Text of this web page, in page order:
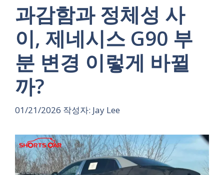
과감함과 정체성 사
이, 제네시스 G90 부
분 변경 이렇게 바뀔
까?
01/21/2026 작성자: Jay Lee